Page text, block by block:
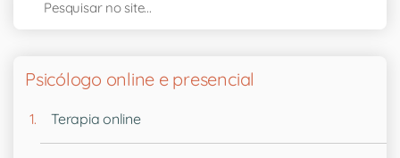
Psicólogo online e presencial
Terapia online